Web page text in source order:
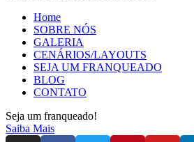
Home
SOBRE NÓS
GALERIA
CENÁRIOS/LAYOUTS
SEJA UM FRANQUEADO
BLOG
CONTATO
Seja um franqueado!
Saiba Mais